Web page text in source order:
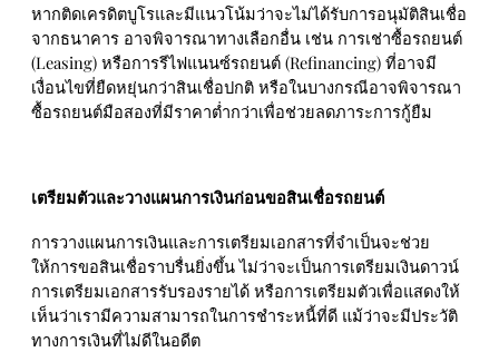
หากติดเครดิตบูโรและมีแนวโน้มว่าจะไม่ได้รับการอนุมัติสินเชื่อ
จากธนาคาร อาจพิจารณาทางเลือกอื่น เช่น การเช่าซื้อรถยนต์
(Leasing) หรือการรีไฟแนนซ์รถยนต์ (Refinancing) ที่อาจมี
เงื่อนไขที่ยืดหยุ่นกว่าสินเชื่อปกติ หรือในบางกรณีอาจพิจารณา
ซื้อรถยนต์มือสองที่มีราคาต่ำกว่าเพื่อช่วยลดภาระการกู้ยืม
เตรียมตัวและวางแผนการเงินก่อนขอสินเชื่อรถยนต์
การวางแผนการเงินและการเตรียมเอกสารที่จำเป็นจะช่วย
ให้การขอสินเชื่อราบรื่นยิ่งขึ้น ไม่ว่าจะเป็นการเตรียมเงินดาวน์
การเตรียมเอกสารรับรองรายได้ หรือการเตรียมตัวเพื่อแสดงให้
เห็นว่าเรามีความสามารถในการชำระหนี้ที่ดี แม้ว่าจะมีประวัติ
ทางการเงินที่ไม่ดีในอดีต